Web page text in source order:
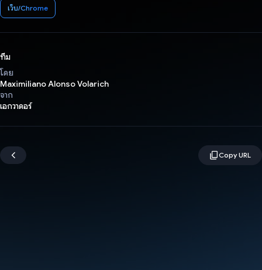
เว็บ/Chrome
ทีม
โดย
Maximiliano Alonso Volarich
จาก
เอกวาดอร์